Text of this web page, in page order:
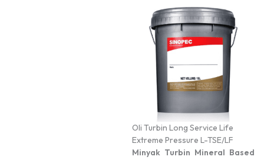
Oli Turbin Long Service Life
Extreme Pressure L-TSE/LF
Minyak Turbin Mineral Based